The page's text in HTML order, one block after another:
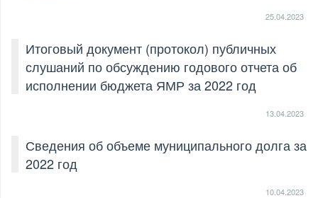
25.04.2023
Итоговый документ (протокол) публичных
слушаний по обсуждению годового отчета об
исполнении бюджета ЯМР за 2022 год
13.04.2023
Сведения об объеме муниципального долга за
2022 год
10.04.2023